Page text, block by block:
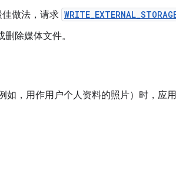
做法，请求
删除媒体文件。
如，用作用户个人资料的照片）时，应